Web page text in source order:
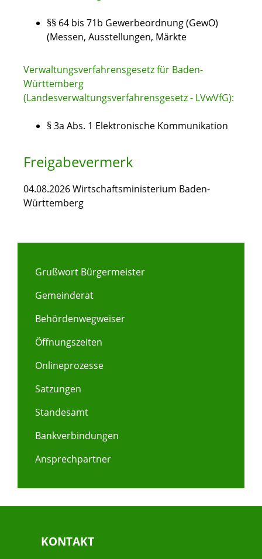
§§ 64 bis 71b Gewerbeordnung (GewO)
(Messen, Ausstellungen, Märkte
Verwaltungsverfahrensgesetz für Baden-
Württemberg
(Landesverwaltungsverfahrensgesetz - LVwVfG):
§ 3a Abs. 1 Elektronische Kommunikation
Freigabevermerk
04.08.2026Wirtschaftsministerium Baden-
Württemberg
Grußwort Bürgermeister
Gemeinderat
Behördenwegweiser
Öffnungszeiten
Onlineprozesse
Satzungen
Standesamt
Bankverbindungen
Ansprechpartner
KONTAKT